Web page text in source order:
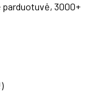
parduotuvė, 3000+